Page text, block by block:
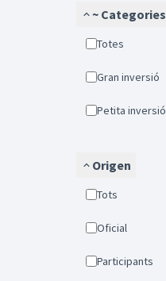
~ Categories
Totes
Gran inversió
Petita inversió
Origen
Tots
Oficial
Participants